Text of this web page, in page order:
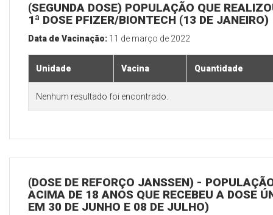
(SEGUNDA DOSE) POPULAÇÃO QUE
1ª DOSE PFIZER/BIONTECH (13 DE JANEIRO)
Data de Vacinação: 11 de março de 2022
Unidade Vacina Quantidade
Nenhum resultado foi encontrado.
(DOSE DE REFORÇO JANSSEN) -
ACIMA DE 18 ANOS QUE RECEBEU A DOSE
EM 30 DE JUNHO E 08 DE JULHO)